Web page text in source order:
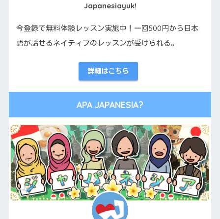
Japanesiayuk!
今登録で無料体験レッスン実施中！一回500円から日本
語が話せるネイティブのレッスンが受けられる。
詳細はこちら
APA JAPANESIA?